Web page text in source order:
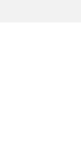
Bohrerauswahl,
Meißel optimal